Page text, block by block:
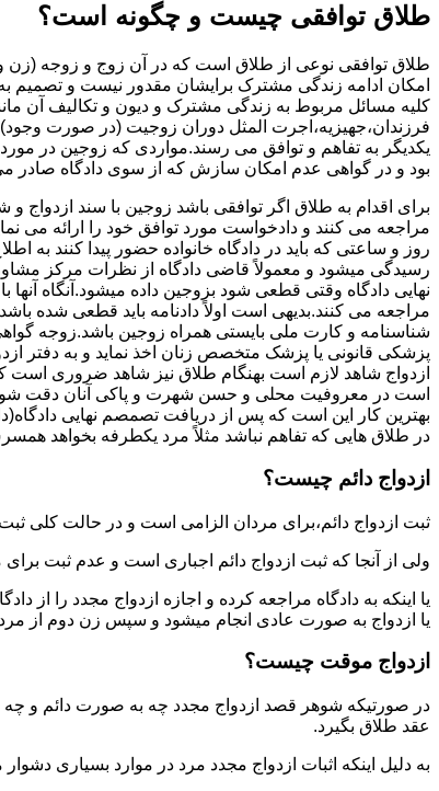
طلاق توافقی چیست و چگونه است؟
طلاق توافقی نوعی از طلاق است که در آن زوج و زوجه (زن و
امکان ادامه زندگی مشترک برایشان مقدور نیست و تصمیم
کلیه مسائل مربوط به زندگی مشترک و دیون و تکالیف آن
فرزندان،جهیزیه،اجرت المثل دوران زوجیت (در صورت وجود)
یکدیگر به تفاهم و توافق می رسند.مواردی که زوجین در مورد
بود و در گواهی عدم امکان سازش که از سوی دادگاه صادر
برای اقدام به طلاق اگر توافقی باشد زوجین با سند
مراجعه می کنند و دادخواست مورد توافق خود را ارائه می
روز و ساعتی که باید در دادگاه خانواده حضور پیدا کنند
رسیدگی میشود و معمولاً قاضی دادگاه از نظرات مرکز
نهایی دادگاه وقتی قطعی شود بزوجین داده میشود.آنگاه
مراجعه می کنند.بدیهی است اولاً دادنامه باید قطعی شده
شناسنامه و کارت ملی بایستی همراه زوجین باشد.زوجه
پزشکی قانونی یا پزشک متخصص زنان اخذ نماید و به دفتر
ازدواج شاهد لازم است بهنگام طلاق نیز شاهد ضروری است
است در معروفیت محلی و حسن شهرت و پاکی آنان دقت
بهترین کار این است که پس از دریافت تصمصم نهایی
در طلاق هایی که تفاهم نباشد مثلاً مرد یکطرفه بخواهد
ازدواج دائم چیست؟
ثبت ازدواج دائم،برای مردان الزامی است و در حالت کلی
ولی از آنجا که ثبت ازدواج دائم اجباری است و عدم ثبت
یا اینکه به دادگاه مراجعه کرده و اجازه ازدواج مجدد را از
یا ازدواج به صورت عادی انجام میشود و سپس زن دوم از مرد
ازدواج موقت چیست؟
در صورتیکه شوهر قصد ازدواج مجدد چه به صورت دائم و چه
عقد طلاق بگیرد.
به دلیل اینکه اثبات ازدواج مجدد مرد در موارد بسیاری